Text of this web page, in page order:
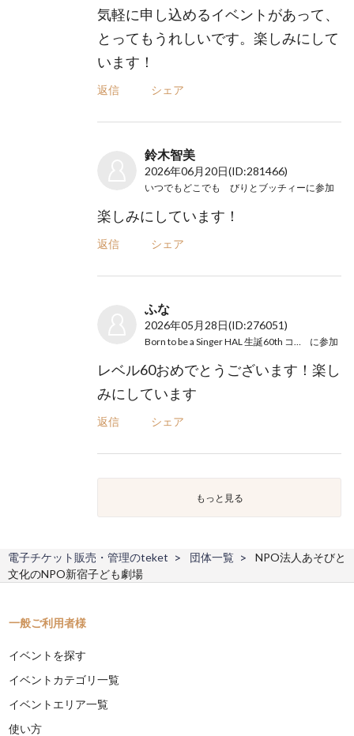
気軽に申し込めるイベントがあって、
とってもうれしいです。楽しみにして
います！
返信 シェア
鈴木智美
2026年06月20日(ID:281466)
いつでもどこでも びりとブッチィーに参加
楽しみにしています！
返信 シェア
ふな
2026年05月28日(ID:276051)
に参加
レベル60おめでとうございます！楽し
みにしています
返信 シェア
もっと見る
電子チケット販売・管理のteket 団体一覧
NPO法人あそびと
文化のNPO新宿子ども劇場
一般ご利用者様
イベントを探す
イベントカテゴリ一覧
イベントエリア一覧
使い方